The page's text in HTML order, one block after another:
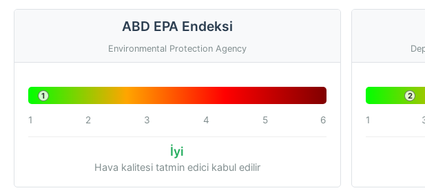
ABD EPA Endeksi
Environmental Protection Agency
1
1 2 3 4 5 6
İyi
Hava kalitesi tatmin edici kabul edilir
2
1